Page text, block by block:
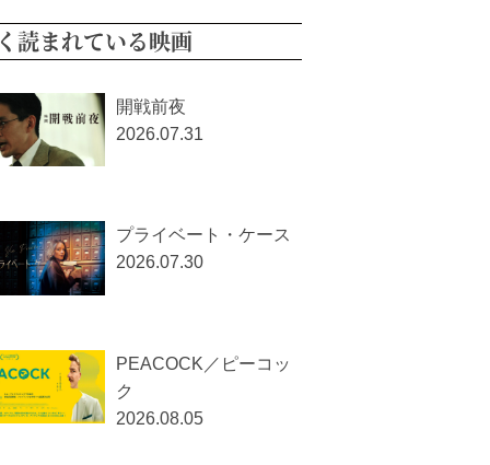
読まれている映画
開戦前夜
2026.07.31
プライベート・ケース
2026.07.30
PEACOCK／ピーコッ
ク
2026.08.05